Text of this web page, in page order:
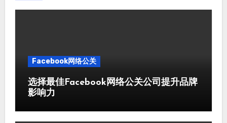
Facebook网络公关
选择最佳Facebook网络公关公司提升品牌
影响力